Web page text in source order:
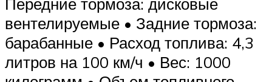
вентелируемые • Задние тормоза:
барабанные • Расход топлива: 4,3
литров на 100 км/ч • Вес: 1000